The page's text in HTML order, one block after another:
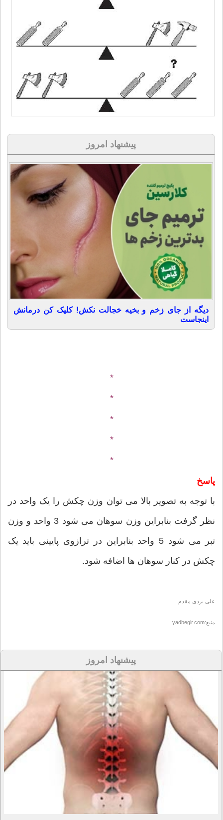
پیشنهاد امروز
دیگه از جای زخم و بخیه خجالت نکش! کلیک کن درمانش
اینجاست
*
*
*
*
*
پاسخ
با توجه به تصویر بالا می توان وزن چکش را یک واحد در
نظر گرفت بنابراین وزن سوهان می شود 3 واحد و وزن
تبر می شود 5 واحد بنابراین در ترازوی پایینی باید یک
چکش در کنار سوهان ها اضافه شود.
علی یزدی مقدم
منبع:yadbegir.com
پیشنهاد امروز